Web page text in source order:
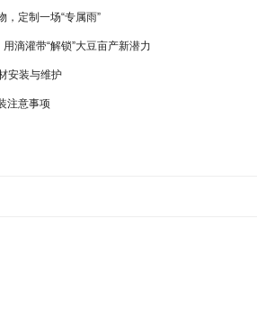
，定制一场“专属雨”
用滴灌带“解锁”大豆亩产新潜力
安装与维护
注意事项